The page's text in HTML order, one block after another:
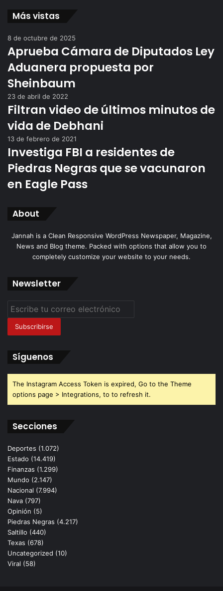
Más vistas
8 de octubre de 2025
Aprueba Cámara de Diputados Ley
Aduanera propuesta por
Sheinbaum
23 de abril de 2022
Filtran video de últimos minutos de
vida de Debhani
13 de febrero de 2021
Investiga FBI a residentes de
Piedras Negras que se vacunaron
en Eagle Pass
About
Jannah is a Clean Responsive WordPress Newspaper, Magazine,
News and Blog theme. Packed with options that allow you to
completely customize your website to your needs.
Newsletter
Escribe
correo
electrónico
Síguenos
The Instagram Access Token is expired, Go to the Theme
options page > Integrations, to to refresh it.
Secciones
Deportes (1.072)
Estado (14.419)
Finanzas (1.299)
Mundo (2.147)
Nacional (7.994)
Nava (797)
Opinión (5)
Piedras Negras (4.217)
Saltillo (440)
Texas (678)
Uncategorized (10)
Viral (58)